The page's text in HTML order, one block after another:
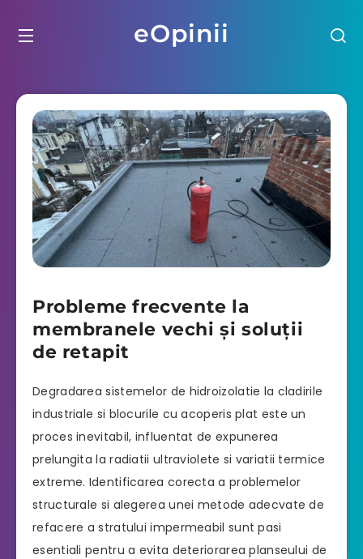
eOpinii
Probleme frecvente la
membranele vechi și soluții
de retapit
Degradarea sistemelor de hidroizolatie la cladirile
industriale si blocurile cu acoperis plat este un
proces inevitabil, influentat de expunerea
prelungita la radiatii ultraviolete si variatii termice
extreme. Identificarea corecta a problemelor
structurale si alegerea unei metode adecvate de
refacere a stratului impermeabil sunt pasi
esentiali pentru a evita deteriorarea planseului de